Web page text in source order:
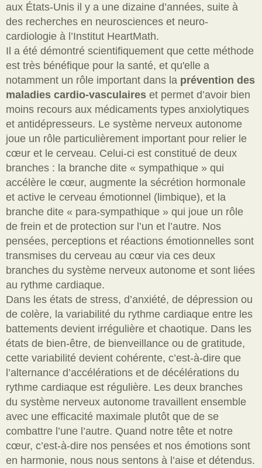
aux États-Unis il y a une dizaine d’années, suite à
des recherches en neurosciences et neuro-
cardiologie à l’Institut HeartMath.
Il a été démontré scientifiquement que cette méthode
est très bénéfique pour la santé, et qu'elle a
notamment un rôle important dans la prévention des
maladies cardio-vasculaires et permet d’avoir bien
moins recours aux médicaments types anxiolytiques
et antidépresseurs. Le système nerveux autonome
joue un rôle particulièrement important pour relier le
cœur et le cerveau. Celui-ci est constitué de deux
branches : la branche dite « sympathique » qui
accélère le cœur, augmente la sécrétion hormonale
et active le cerveau émotionnel (limbique), et la
branche dite « para-sympathique » qui joue un rôle
de frein et de protection sur l’un et l’autre. Nos
pensées, perceptions et réactions émotionnelles sont
transmises du cerveau au cœur via ces deux
branches du système nerveux autonome et sont liées
au rythme cardiaque.
Dans les états de stress, d’anxiété, de dépression ou
de colère, la variabilité du rythme cardiaque entre les
battements devient irrégulière et chaotique. Dans les
états de bien-être, de bienveillance ou de gratitude,
cette variabilité devient cohérente, c’est-à-dire que
l’alternance d’accélérations et de décélérations du
rythme cardiaque est régulière. Les deux branches
du système nerveux autonome travaillent ensemble
avec une efficacité maximale plutôt que de se
combattre l’une l’autre. Quand notre tête et notre
cœur, c’est-à-dire nos pensées et nos émotions sont
en harmonie, nous nous sentons à l’aise et détendus.